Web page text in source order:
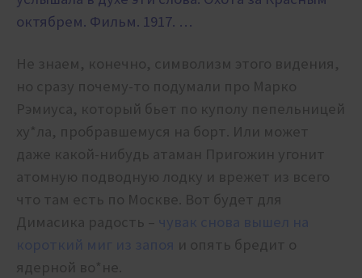
октябрем. Фильм. 1917. …
Не знаем, конечно, символизм этого видения,
но сразу почему-то подумали про Марко
Рэмиуса, который бьет по куполу пепельницей
ху*ла, пробравшемуся на борт. Или может
даже какой-нибудь атаман Пригожин угонит
атомную подводную лодку и врежет из всего
что там есть по Москве. Вот будет для
Димасика радость – чувак снова вышел на
короткий миг из запоя и опять бредит о
ядерной во*не.